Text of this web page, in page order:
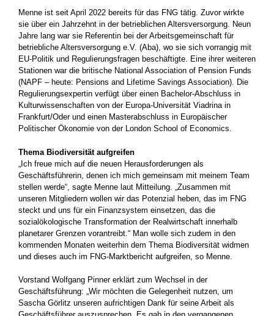
Menne ist seit April 2022 bereits für das FNG tätig. Zuvor wirkte
sie über ein Jahrzehnt in der betrieblichen Altersversorgung. Neun
Jahre lang war sie Referentin bei der Arbeitsgemeinschaft für
betriebliche Altersversorgung e.V. (Aba), wo sie sich vorrangig mit
EU-Politik und Regulierungsfragen beschäftigte. Eine ihrer weiteren
Stationen war die britische National Association of Pension Funds
(NAPF – heute: Pensions and Lifetime Savings Association). Die
Regulierungsexpertin verfügt über einen Bachelor-Abschluss in
Kulturwissenschaften von der Europa-Universität Viadrina in
Frankfurt/Oder und einen Masterabschluss in Europäischer
Politischer Ökonomie von der London School of Economics.
Thema Biodiversität aufgreifen
„Ich freue mich auf die neuen Herausforderungen als
Geschäftsführerin, denen ich mich gemeinsam mit meinem Team
stellen werde“, sagte Menne laut Mitteilung. „Zusammen mit
unseren Mitgliedern wollen wir das Potenzial heben, das im FNG
steckt und uns für ein Finanzsystem einsetzen, das die
sozialökologische Transformation der Realwirtschaft innerhalb
planetarer Grenzen vorantreibt.“ Man wolle sich zudem in den
kommenden Monaten weiterhin dem Thema Biodiversität widmen
und dieses auch im FNG-Marktbericht aufgreifen, so Menne.
Vorstand Wolfgang Pinner erklärt zum Wechsel in der
Geschäftsführung: „Wir möchten die Gelegenheit nutzen, um
Sascha Görlitz unseren aufrichtigen Dank für seine Arbeit als